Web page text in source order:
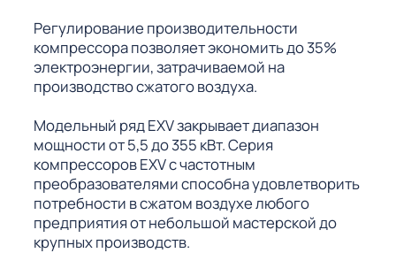
Регулирование производительности
компрессора позволяет экономить до 35%
электроэнергии, затрачиваемой на
производство сжатого воздуха.
Модельный ряд EXV закрывает диапазон
мощности от 5,5 до 355 кВт. Серия
компрессоров EXV с частотным
преобразователями способна удовлетворить
потребности в сжатом воздухе любого
предприятия от небольшой мастерской до
крупных производств.